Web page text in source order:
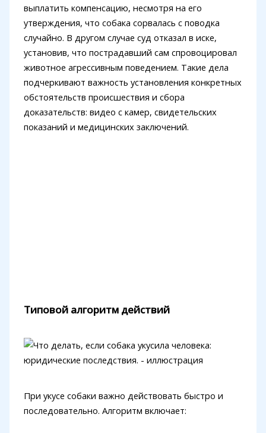
выплатить компенсацию, несмотря на его
утверждения, что собака сорвалась с поводка
случайно. В другом случае суд отказал в иске,
установив, что пострадавший сам спровоцировал
животное агрессивным поведением. Такие дела
подчеркивают важность установления конкретных
обстоятельств происшествия и сбора
доказательств: видео с камер, свидетельских
показаний и медицинских заключений.
Типовой алгоритм действий
При укусе собаки важно действовать быстро и
последовательно. Алгоритм включает: